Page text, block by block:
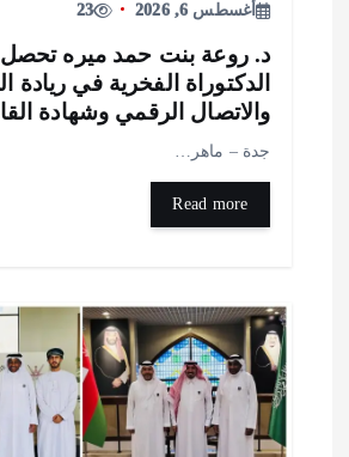
أغسطس 6, 2026
23
روعة بنت حمد ميره تحصل على
الفخرية في ريادة الأعمال
الرقمي وشهادة القائد المؤثر
– ماهر…